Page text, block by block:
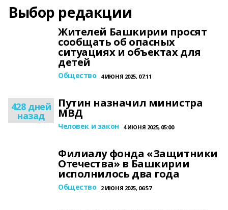
Выбор редакции
Жителей Башкирии просят
сообщать об опасных
ситуациях и объектах для
детей
Общество 4 ИЮНЯ 2025, 07:11
428 дней
назад
Путин назначил министра
МВД
Человек и закон 4 ИЮНЯ 2025, 05:00
Филиалу фонда «Защитники
Отечества» в Башкирии
исполнилось два года
Общество 2 ИЮНЯ 2025, 06:57